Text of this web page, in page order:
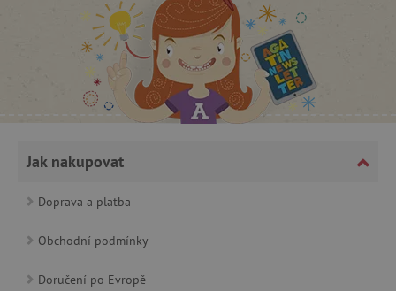
Jak nakupovat
Doprava a platba
Obchodní podmínky
Doručení po Evropě
cjConsent
CookieScriptConsent